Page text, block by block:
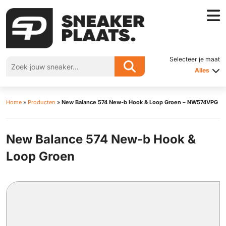
Selecteer je maat
Alles
Home » Producten » New Balance 574 New-b Hook & Loop Groen – NW574VPG
New Balance 574 New-b Hook &
Loop Groen